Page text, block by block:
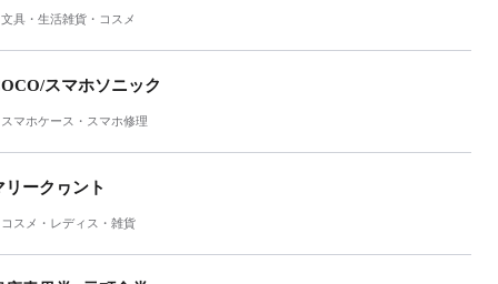
文具・生活雑貨・コスメ
スマホソニック
スマホケース・スマホ修理
リークヮント
コスメ・レディス・雑貨